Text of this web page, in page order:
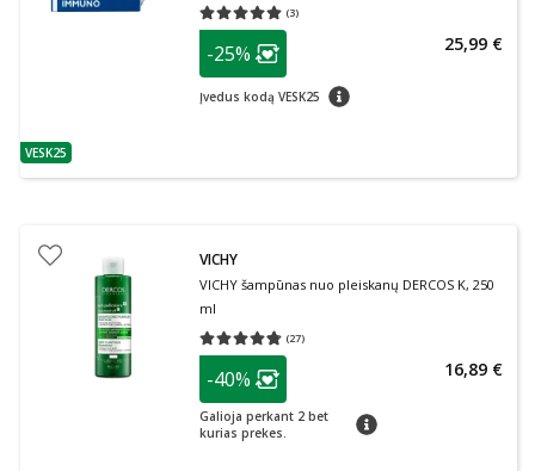
patarimas
VESK25
(3)
Vidutinis įvertinimas 5.00
patarimas
Lojalumo klubo narių nuolaida
-25%
Įvedus kodą VESK25 patarimas
25,99 €
VICHY
VICHY šampūnas nuo pleiskanų DERCOS K, 250
ml
(27)
Vidutinis įvertinimas 4.74
patarimas
Lojalumo klubo narių nuolaida
-40%
Galioja perkant 2 bet
kurias prekes.
patarimas
16,89 €